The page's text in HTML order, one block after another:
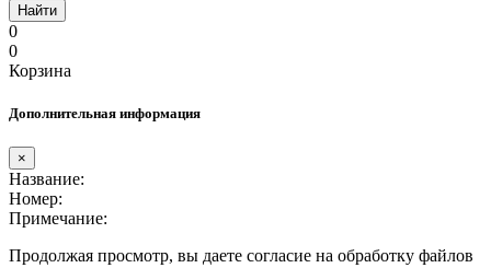
Найти
0
0
Корзина
Дополнительная информация
×
Название:
Номер:
Примечание:
Продолжая просмотр, вы даете согласие на обработку файлов